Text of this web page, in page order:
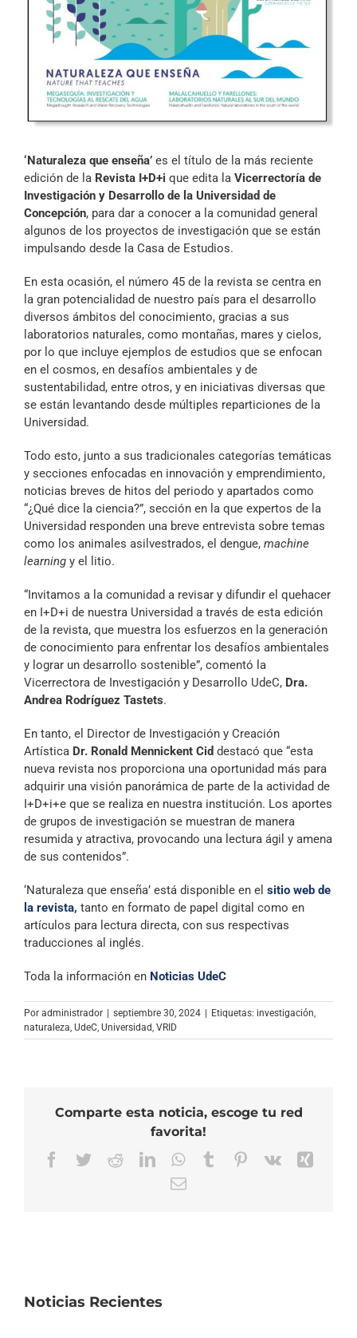
Archivo Sonoro
‘Naturaleza que enseña’ es el título de la más reciente
edición de la Revista I+D+i que edita la Vicerrectoría de
Investigación y Desarrollo de la Universidad de
Concepción, para dar a conocer a la comunidad general
algunos de los proyectos de investigación que se están
impulsando desde la Casa de Estudios.
En esta ocasión, el número 45 de la revista se centra en
la gran potencialidad de nuestro país para el desarrollo
diversos ámbitos del conocimiento, gracias a sus
laboratorios naturales, como montañas, mares y cielos,
por lo que incluye ejemplos de estudios que se enfocan
en el cosmos, en desafíos ambientales y de
sustentabilidad, entre otros, y en iniciativas diversas que
se están levantando desde múltiples reparticiones de la
Universidad.
Todo esto, junto a sus tradicionales categorías temáticas
y secciones enfocadas en innovación y emprendimiento,
noticias breves de hitos del periodo y apartados como
“¿Qué dice la ciencia?”, sección en la que expertos de la
Universidad responden una breve entrevista sobre temas
como los animales asilvestrados, el dengue, machine
learning y el litio.
“Invitamos a la comunidad a revisar y difundir el quehacer
en I+D+i de nuestra Universidad a través de esta edición
de la revista, que muestra los esfuerzos en la generación
de conocimiento para enfrentar los desafíos ambientales
y lograr un desarrollo sostenible”, comentó la
Vicerrectora de Investigación y Desarrollo UdeC, Dra.
Andrea Rodríguez Tastets.
En tanto, el Director de Investigación y Creación
Artística Dr. Ronald Mennickent Cid destacó que “esta
nueva revista nos proporciona una oportunidad más para
adquirir una visión panorámica de parte de la actividad de
I+D+i+e que se realiza en nuestra institución. Los aportes
de grupos de investigación se muestran de manera
resumida y atractiva, provocando una lectura ágil y amena
de sus contenidos”.
‘Naturaleza que enseña’ está disponible en el sitio web de
la revista, tanto en formato de papel digital como en
artículos para lectura directa, con sus respectivas
traducciones al inglés.
Toda la información en Noticias UdeC
Por administrador | septiembre 30, 2024 | Etiquetas: investigación,
naturaleza, UdeC, Universidad, VRID
Comparte esta noticia, escoge tu red
favorita!
Facebook
TwitterRedditLinkedInWhatsApp
TumblrPinterest
Vk
Xing
Correo
Noticias Recientes